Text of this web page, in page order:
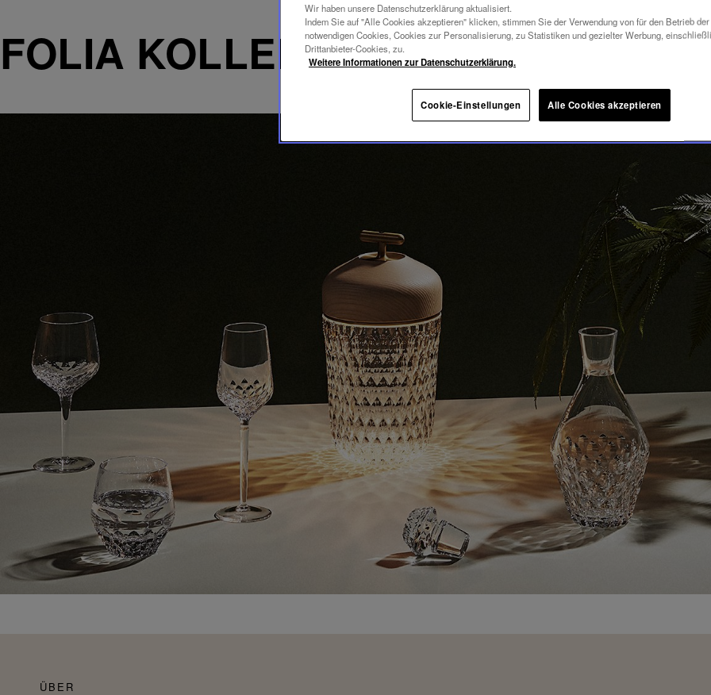
FOLIA KOLLEKTION
ÜBER
Wir haben unsere Datenschutzerklärung aktualisiert.
Indem Sie auf "Alle Cookies akzeptieren" klicken, stimmen Sie der Verwendung von für den Betrieb
notwendigen Cookies, Cookies zur Personalisierung, zu Statistiken und gezielter Werbung,
Drittanbieter-Cookies, zu.
Weitere Informationen zur Datenschutzerklärung.
Cookie-Einstellungen Alle Cookies akzeptieren